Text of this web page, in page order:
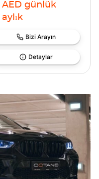
AED günlük
aylık
Bizi Arayın
Detaylar